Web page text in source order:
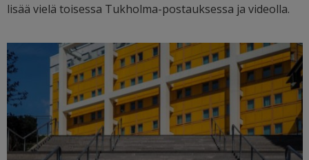
lisää vielä toisessa Tukholma-postauksessa ja videolla.